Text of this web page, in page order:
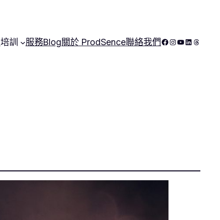
培訓 服務Blog關於 ProdSence聯絡我們Facebook
Instagram
YouTube
LinkedIn